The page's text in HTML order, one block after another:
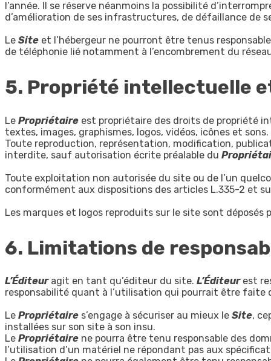
l’année. Il se réserve néanmoins la possibilité
d’amélioration de ses infrastructures, de défaillance de
Le Site et l’hébergeur ne pourront être tenus
de téléphonie lié notamment à l’encombrement du
5. Propriété intellectuelle
Le Propriétaire est propriétaire des droits de propriété
textes, images, graphismes, logos, vidéos, icônes et sons.
Toute reproduction, représentation, modification,
interdite, sauf autorisation écrite préalable du
Toute exploitation non autorisée du site ou de l’un
conformément aux dispositions des articles L.335-2 et
Les marques et logos reproduits sur le site sont déposés
6. Limitations de
L’Éditeur agit en tant qu’éditeur du site. L’Éditeur est
responsabilité quant à l’utilisation qui pourrait être
Le Propriétaire s’engage à sécuriser au mieux le Site,
installées sur son site à son insu.
Le Propriétaire ne pourra être tenu responsable des
l’utilisation d’un matériel ne répondant pas aux